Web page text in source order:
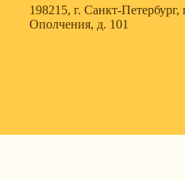
198215, г. Санкт-
Ополчения, д. 101